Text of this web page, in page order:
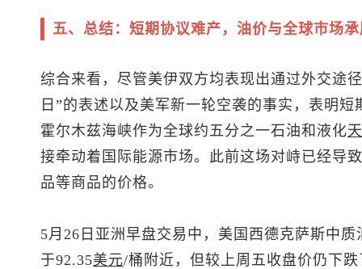
五、总结：短期协议难产，油价与全球市场
综合来看，尽管美伊双方均表现出通过外交途
日”的表述以及美军新一轮空袭的事实，表明
霍尔木兹海峡作为全球约五分之一石油和液化
接牵动着国际能源市场。此前这场对峙已经导
品等商品的价格。
5月26日亚洲早盘交易中，美国西德克萨斯中质
于92.35美元/桶附近，但较上周五收盘价仍下